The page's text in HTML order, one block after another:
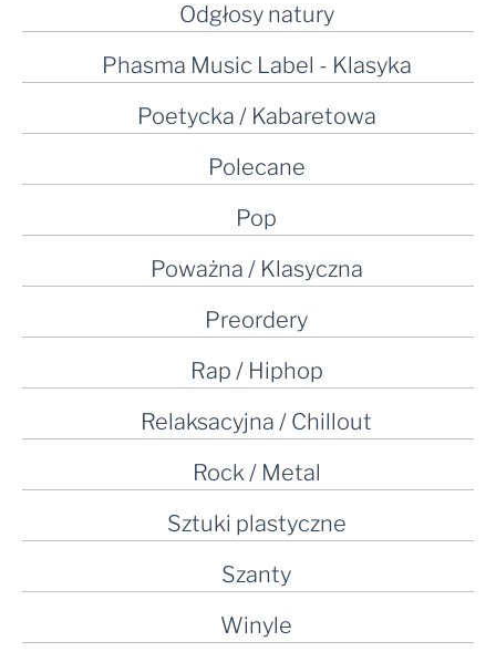
Odgłosy natury
Phasma Music Label - Klasyka
Poetycka / Kabaretowa
Polecane
Pop
Poważna / Klasyczna
Preordery
Rap / Hiphop
Relaksacyjna / Chillout
Rock / Metal
Sztuki plastyczne
Szanty
Winyle